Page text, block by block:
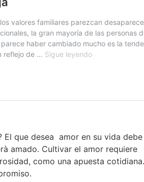
El que desea amor en su vida
amado. Cultivar el amor requiere
como una apuesta